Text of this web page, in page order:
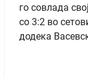
го совлада
со 3:2 во
додека